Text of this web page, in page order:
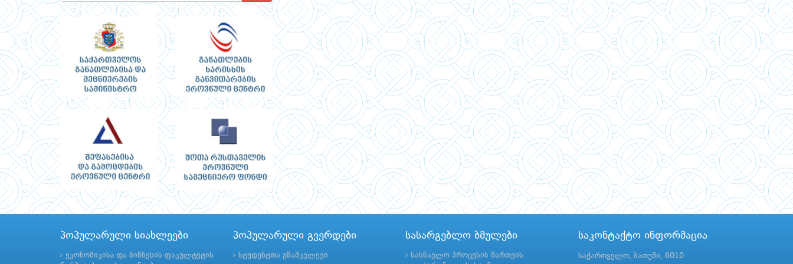
პოპულარული სიახლეები
ეკონომიკისა და ბიზნესის ფაკულტეტის
პოპულარული გვერდები
სტუდენტთა გზამკვლევი
სასარგებლო ბმულები
სასწავლო პროცესის მართვის
საკონტაქტო ინფორმაცია
საქართველო, ბათუმი, 6010